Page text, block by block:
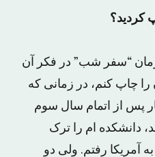
کردید؟
“سفر شب” در فکر آن
را چاپ کنم، در زمانی که
پس از اتمام سال سوم
دانشکده ام را ترک
آمریکا رفتم. ولی دو